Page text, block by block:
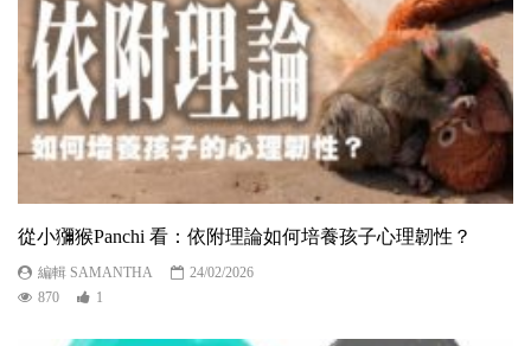
從小獼猴Panchi 看：依附理論如何培養孩子心理韌性？
編輯 SAMANTHA
24/02/2026
870
1